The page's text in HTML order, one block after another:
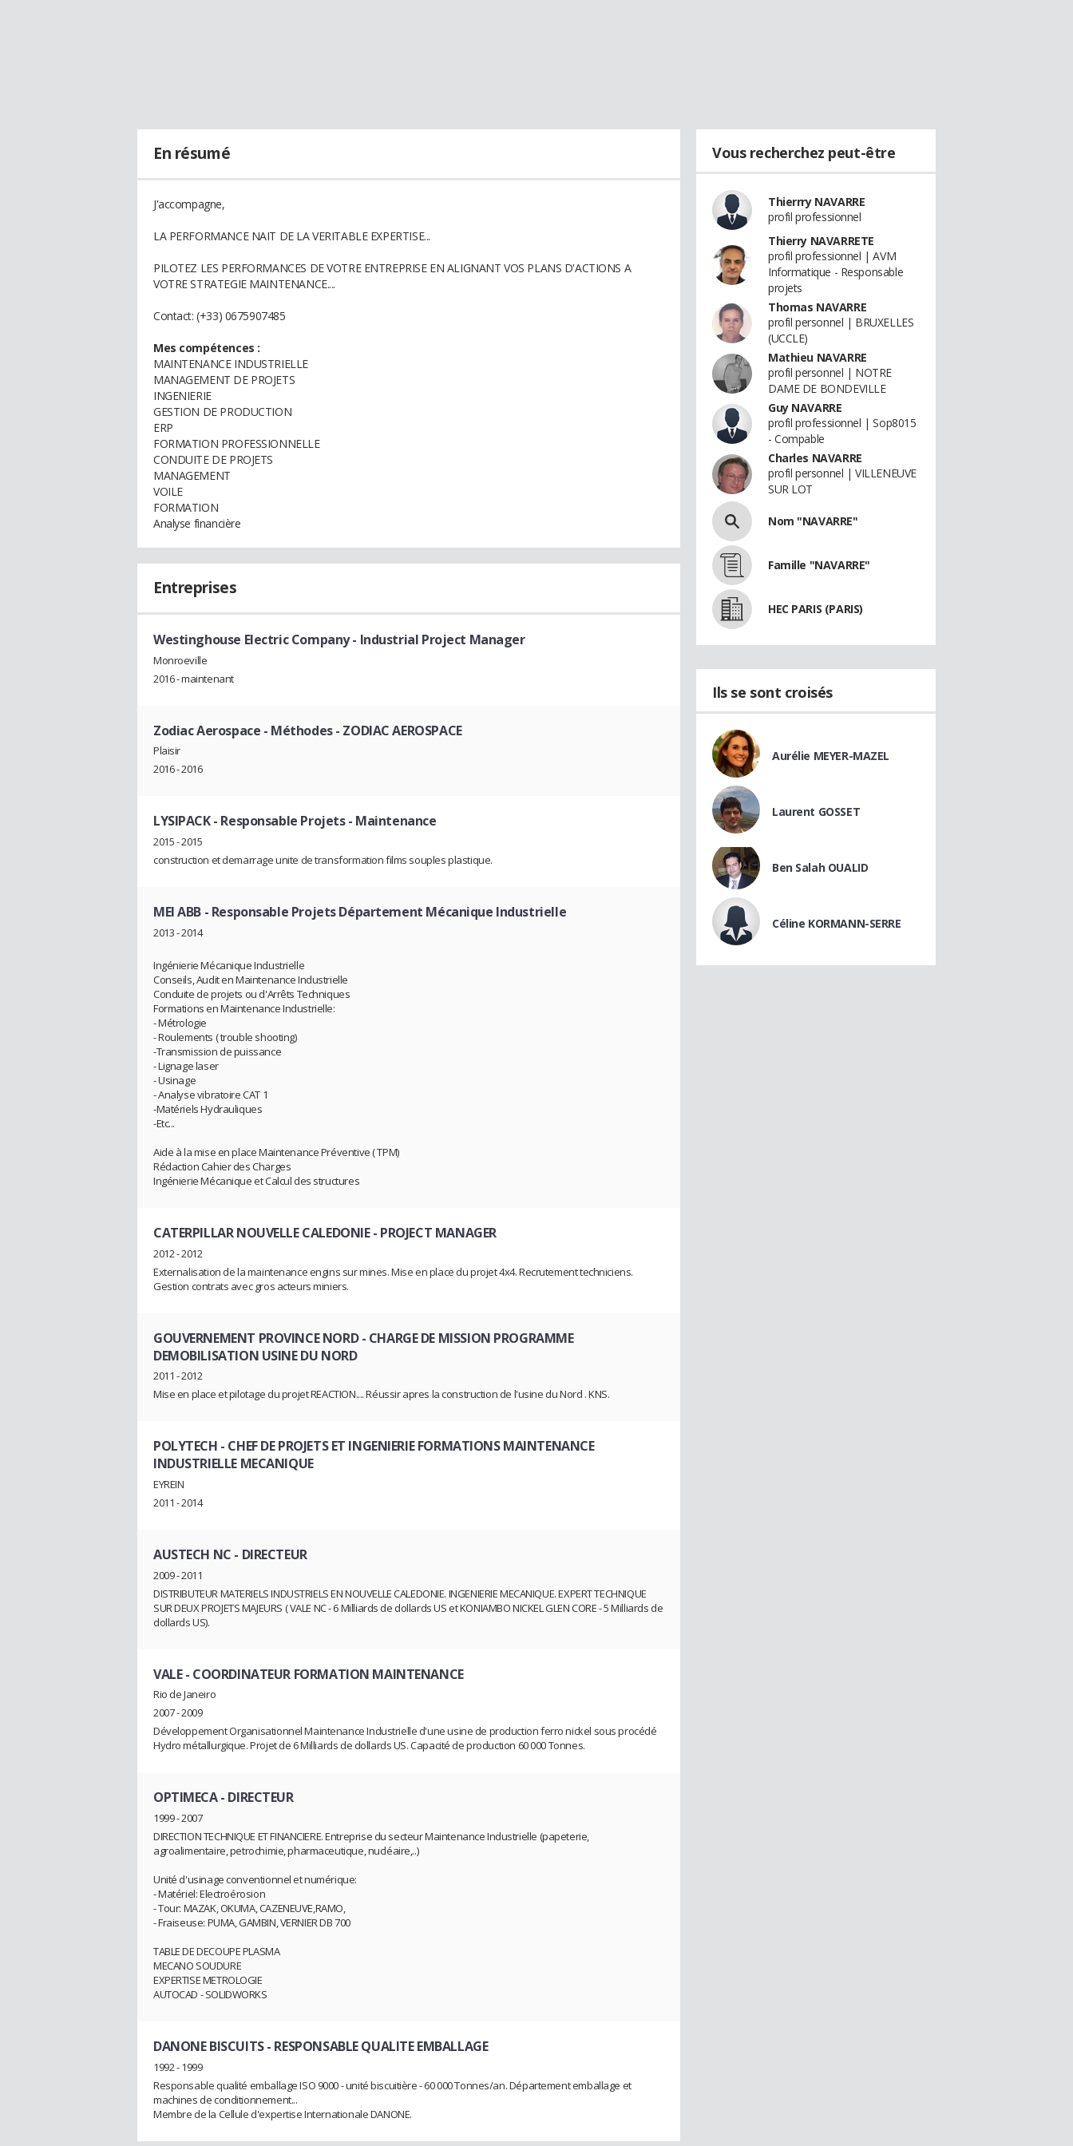
En résumé
J'accompagne,
LA PERFORMANCE NAIT DE LA VERITABLE EXPERTISE...
PILOTEZ LES PERFORMANCES DE VOTRE ENTREPRISE EN ALIGNANT VOS PLANS D'ACTIONS A
VOTRE STRATEGIE MAINTENANCE....
Contact: (+33) 0675907485
Mes compétences :
MAINTENANCE INDUSTRIELLE
MANAGEMENT DE PROJETS
INGENIERIE
GESTION DE PRODUCTION
ERP
FORMATION PROFESSIONNELLE
CONDUITE DE PROJETS
MANAGEMENT
VOILE
FORMATION
Analyse financière
Entreprises
Westinghouse Electric Company- Industrial Project Manager
Monroeville
2016 - maintenant
Zodiac Aerospace - Méthodes - ZODIAC AEROSPACE
Plaisir
2016 - 2016
LYSIPACK- Responsable Projets - Maintenance
2015 - 2015
construction et demarrage unite de transformation films souples plastique.
MEI ABB - Responsable Projets Département Mécanique Industrielle
2013 - 2014
Ingénierie Mécanique Industrielle
Conseils, Audit en Maintenance Industrielle
Conduite de projets ou d'Arrêts Techniques
Formations en Maintenance Industrielle:
- Métrologie
- Roulements ( trouble shooting)
-Transmission de puissance
- Lignage laser
- Usinage
- Analyse vibratoire CAT 1
-Matériels Hydrauliques
-Etc...
Aide à la mise en place Maintenance Préventive ( TPM)
Rédaction Cahier des Charges
Ingénierie Mécanique et Calcul des structures
CATERPILLAR NOUVELLE CALEDONIE- PROJECT MANAGER
2012 - 2012
Externalisation de la maintenance engins sur mines. Mise en place du projet 4x4. Recrutement techniciens.
Gestion contrats avec gros acteurs miniers.
GOUVERNEMENT PROVINCE NORD- CHARGE DE MISSION PROGRAMME
DEMOBILISATION USINE DU NORD
2011 - 2012
Mise en place et pilotage du projet REACTION.... Réussir apres la construction de l'usine du Nord . KNS.
POLYTECH - CHEF DE PROJETS ET INGENIERIE FORMATIONS MAINTENANCE
INDUSTRIELLE MECANIQUE
EYREIN
2011 - 2014
AUSTECH NC - DIRECTEUR
2009 - 2011
DISTRIBUTEUR MATERIELS INDUSTRIELS EN NOUVELLE CALEDONIE. INGENIERIE MECANIQUE. EXPERT TECHNIQUE
SUR DEUX PROJETS MAJEURS ( VALE NC - 6 Milliards de dollards US et KONIAMBO NICKEL GLEN CORE - 5 Milliards de
dollards US).
VALE- COORDINATEUR FORMATION MAINTENANCE
Rio de Janeiro
2007 - 2009
Développement Organisationnel Maintenance Industrielle d'une usine de production ferro nickel sous procédé
Hydro métallurgique. Projet de 6 Milliards de dollards US. Capacité de production 60 000 Tonnes.
OPTIMECA- DIRECTEUR
1999 - 2007
DIRECTION TECHNIQUE ET FINANCIERE. Entreprise du secteur Maintenance Industrielle (papeterie,
agroalimentaire, petrochimie, pharmaceutique, nucléaire,..)
Unité d'usinage conventionnel et numérique:
- Matériel: Electroérosion
- Tour: MAZAK, OKUMA, CAZENEUVE,RAMO,
- Fraiseuse: PUMA, GAMBIN, VERNIER DB 700
TABLE DE DECOUPE PLASMA
MECANO SOUDURE
EXPERTISE METROLOGIE
AUTOCAD - SOLIDWORKS
DANONE BISCUITS- RESPONSABLE QUALITE EMBALLAGE
1992 - 1999
Responsable qualité emballage ISO 9000 - unité biscuitière - 60 000 Tonnes/an. Département emballage et
machines de conditionnement...
Membre de la Cellule d'expertise Internationale DANONE.
Vous recherchez peut-être
Thierrry NAVARRE
profil professionnel
Thierry NAVARRETE
profil professionnel | AVM
Informatique - Responsable
projets
Thomas NAVARRE
profil personnel | BRUXELLES
(UCCLE)
Mathieu NAVARRE
profil personnel | NOTRE
DAME DE BONDEVILLE
Guy NAVARRE
profil professionnel | Sop8015
- Compable
Charles NAVARRE
profil personnel | VILLENEUVE
SUR LOT
Nom "NAVARRE"
Famille "NAVARRE"
HEC PARIS (PARIS)
Ils se sont croisés
Aurélie MEYER-MAZEL
Laurent GOSSET
Ben Salah OUALID
Céline KORMANN-SERRE